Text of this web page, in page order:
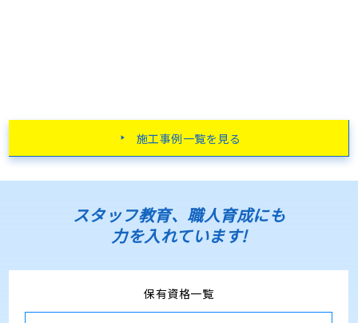
施工事例一覧を見る
スタッフ教育、職人育成にも
力を入れています!
保有資格一覧